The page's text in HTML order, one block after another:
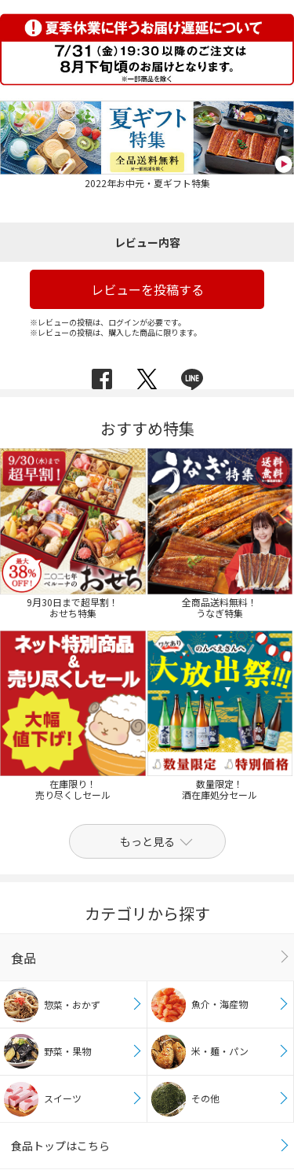
2022年お中元・夏ギフト特集
レビュー内容
レビューを投稿する
※レビューの投稿は、ログインが必要です。
※レビューの投稿は、購入した商品に限ります。
おすすめ特集
9月30日まで超早割！
おせち特集
全商品送料無料！
うなぎ特集
在庫限り！
売り尽くしセール
数量限定！
酒在庫処分セール
もっと見る
カテゴリから探す
食品
惣菜・おかず 魚介・海産物
野菜・果物 米・麺・パン
スイーツ その他
食品トップはこちら